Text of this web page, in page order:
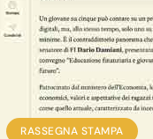
RASSEGNA STAMPA